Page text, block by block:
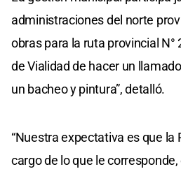
administraciones del norte
obras para la ruta provincial N°
de Vialidad de hacer un
un bacheo y pintura”, detalló.
“Nuestra expectativa es que la
cargo de lo que le